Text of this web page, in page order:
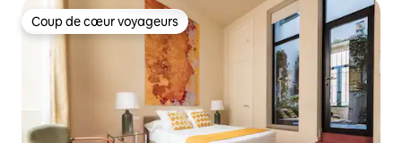
Coup de cœur voyageurs
Coup de cœur voyageurs